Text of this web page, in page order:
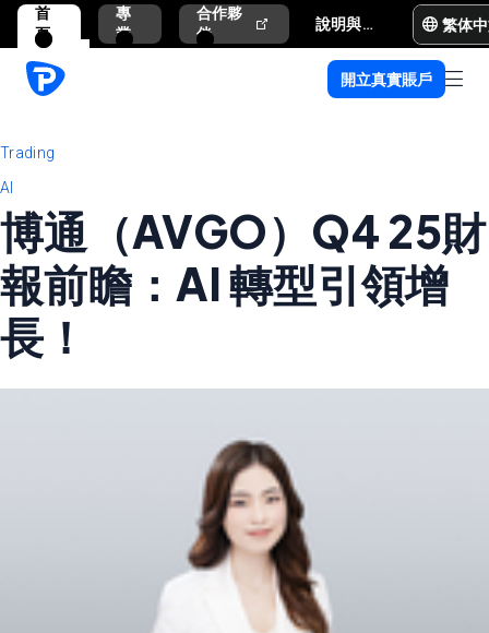
首
頁
專
業
合作夥
伴
說明與支援 繁体
開立真實賬戶
Trading
AI
博通（AVGO）Q4 25財
報前瞻：AI 轉型引領增
長！